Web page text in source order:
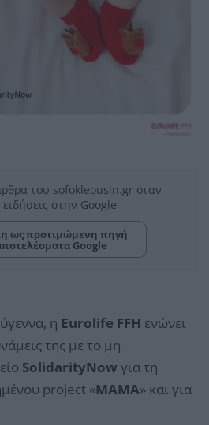
του sofokleousin.gr όταν
στην Google
ως προτιμώμενη πηγή
Google
η Eurolife FFH ενώνει
της με το μη
SolidarityNow για τη
project «ΜΑΜΑ» και για